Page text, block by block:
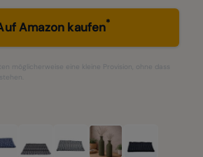
Amazon kaufen*
möglicherweise eine kleine Provision, ohne dass